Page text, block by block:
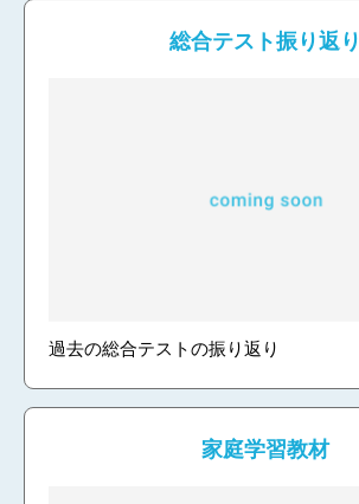
総合テスト振り返り
過去の総合テストの振り返り
家庭学習教材